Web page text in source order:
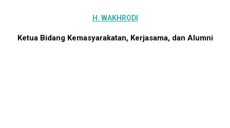
H. WAKHRODI
Ketua Bidang Kemasyarakatan, Kerjasama, dan Alumni